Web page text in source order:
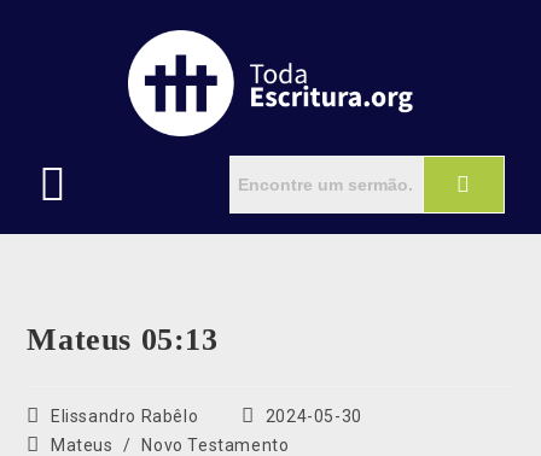
Mateus 05:13
Elissandro Rabêlo
2024-05-30
Mateus
/ Novo Testamento